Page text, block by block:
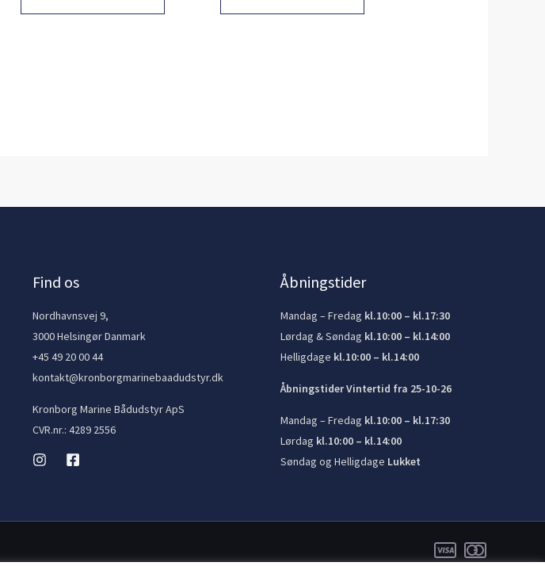
Find os
Nordhavnsvej 9,
3000 Helsingør Danmark
+45 49 20 00 44
kontakt@kronborgmarinebaadudstyr.dk
Kronborg Marine Bådudstyr ApS
CVR.nr.: 4289 2556
Åbningstider
Mandag – Fredag kl.10:00 – kl.17:30
Lørdag & Søndag kl.10:00 – kl.14:00
Helligdage kl.10:00 – kl.14:00
Åbningstider Vintertid fra 25-10-26
Mandag – Fredag kl.10:00 – kl.17:30
Lørdag kl.10:00 – kl.14:00
Søndag og Helligdage Lukket